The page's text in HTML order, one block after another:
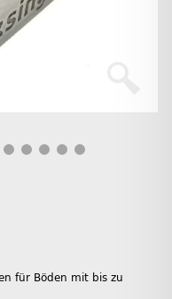
für Böden mit bis zu